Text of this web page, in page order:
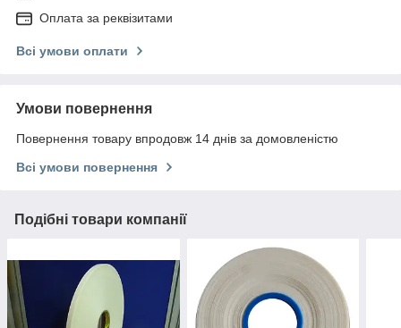
Оплата за реквізитами
Всі умови оплати
Умови повернення
Повернення товару впродовж 14 днів за домовленістю
Всі умови повернення
Подібні товари компанії